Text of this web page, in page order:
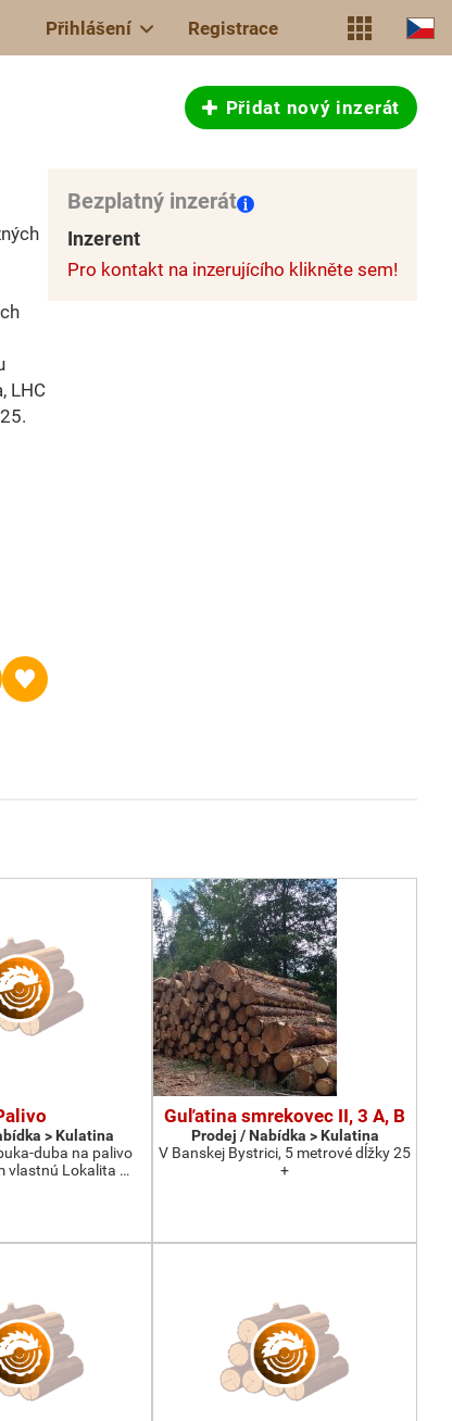
Přihlášení Registrace
Přidat nový inzerát
LHC
Bezplatný inzerát
Inzerent
Pro kontakt na inzerujícího klikněte sem!
> Kulatina
duba na palivo
vlastnú Lokalita …
Guľatina smrekovec II, 3 A, B
Prodej / Nabídka > Kulatina
V Banskej Bystrici, 5 metrové dĺžky 25
+